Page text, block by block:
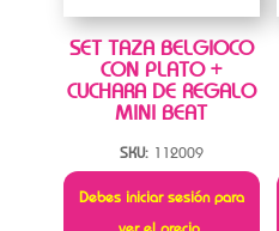
SET TAZA BELGIOCO
CON PLATO +
CUCHARA DE REGALO
MINI BEAT
SKU: 112009
Debes iniciar sesión para